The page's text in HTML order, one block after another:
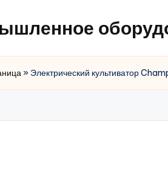
» Электрический культиватор